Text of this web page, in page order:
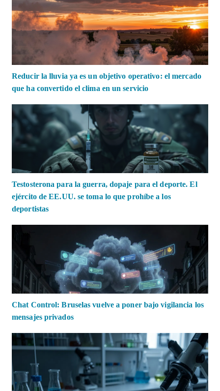
Reducir la lluvia ya es un objetivo operativo: el mercado
que ha convertido el clima en un servicio
Testosterona para la guerra, dopaje para el deporte. El
ejército de EE.UU. se toma lo que prohíbe a los
deportistas
Chat Control: Bruselas vuelve a poner bajo vigilancia los
mensajes privados